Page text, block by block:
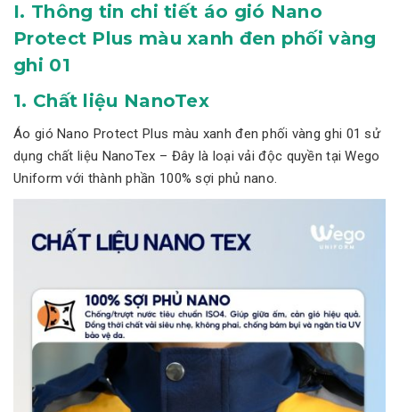
I. Thông tin chi tiết áo gió Nano
Protect Plus màu xanh đen phối vàng
ghi 01
1. Chất liệu NanoTex
Áo gió Nano Protect Plus màu xanh đen phối vàng ghi 01 sử
dụng chất liệu NanoTex – Đây là loại vải độc quyền tại Wego
Uniform với thành phần 100% sợi phủ nano.